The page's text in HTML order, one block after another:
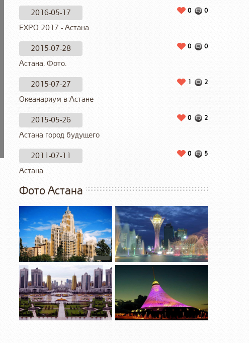
2016-05-17 0
0
EXPO 2017 - Астана
2015-07-28 0
0
Астана. Фото.
2015-07-27 2
1
Океанариум в Астане
2015-05-26 2
0
Астана город будущего
2011-07-11 5
0
Астана
Фото Астана